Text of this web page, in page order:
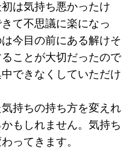
は気持ち悪かったけ
て不思議に楽になっ
今目の前にある解けそ
ことが大切だったので
できなくしていただけ
持ちの持ち方を変えれ
もしれません。気持ち
ってきます。